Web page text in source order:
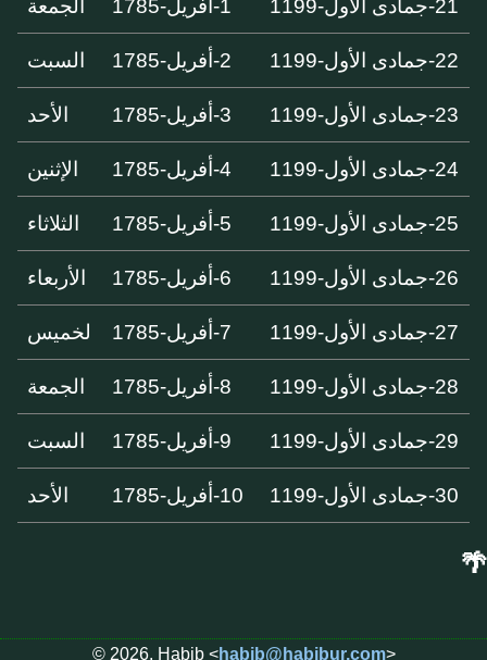
21-جمادى الأول-1199 1-أفريل-1785 الجمعة
22-جمادى الأول-1199 2-أفريل-1785 السبت
23-جمادى الأول-1199 3-أفريل-1785 الأحد
24-جمادى الأول-1199 4-أفريل-1785 الإثنين
25-جمادى الأول-1199 5-أفريل-1785 الثلاثاء
26-جمادى الأول-1199 6-أفريل-1785 الأربعاء
27-جمادى الأول-1199 7-أفريل-1785 لخميس
28-جمادى الأول-1199 8-أفريل-1785 الجمعة
29-جمادى الأول-1199 9-أفريل-1785 السبت
30-جمادى الأول-1199 10-أفريل-1785 الأحد
🌴
© 2026, Habib <habib@habibur.com>